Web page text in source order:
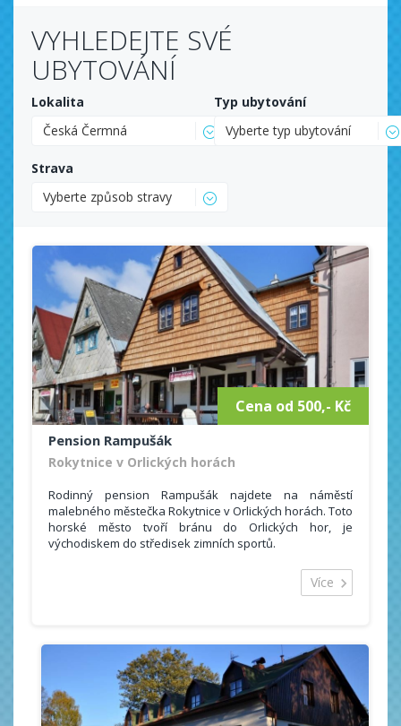
VYHLEDEJTE SVÉ
UBYTOVÁNÍ
Lokalita
Česká Čermná
Typ ubytování
Vyberte typ ubytování
Strava
Vyberte způsob stravy
Cena od 500,- Kč
Pension Rampušák
Rokytnice v Orlických horách
Rodinný pension Rampušák najdete na náměstí
malebného městečka Rokytnice v Orlických horách. Toto
horské město tvoří bránu do Orlických hor, je
východiskem do středisek zimních sportů.
Nabízíme ubytování v jedenácti 2-,3- a 4-lůžkových
pokojích s vlastním sociálním zařízením a TV. Součástí
a to i méně zdatným sportovcům bez vlastního
sportovního vybavení - 100 m od pensionu je k dispozici
půjčovna lyží (běžeckých i sjezdových).
Více